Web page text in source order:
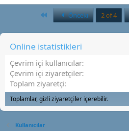
BirinciÖnceki 2 of 4
Online istatistikleri
Çevrim içi kullanıcılar
Çevrim içi ziyaretçiler
Toplam ziyaretçi
Toplamlar, gizli ziyaretçiler içerebilir.
Kullanıcılar